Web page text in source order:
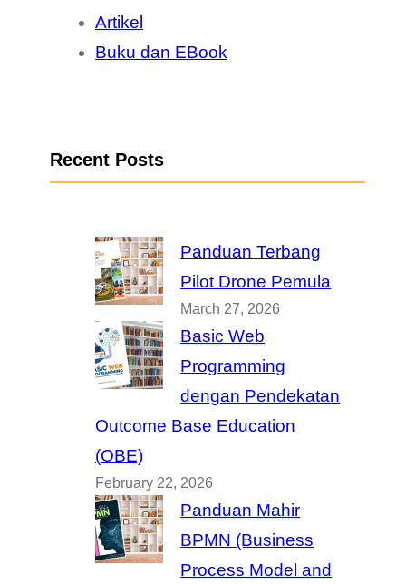
Artikel
Buku dan EBook
Recent Posts
Panduan Terbang
Pilot Drone Pemula
March 27, 2026
Basic Web
Programming
dengan Pendekatan
Outcome Base Education
(OBE)
February 22, 2026
Panduan Mahir
BPMN (Business
Process Model and